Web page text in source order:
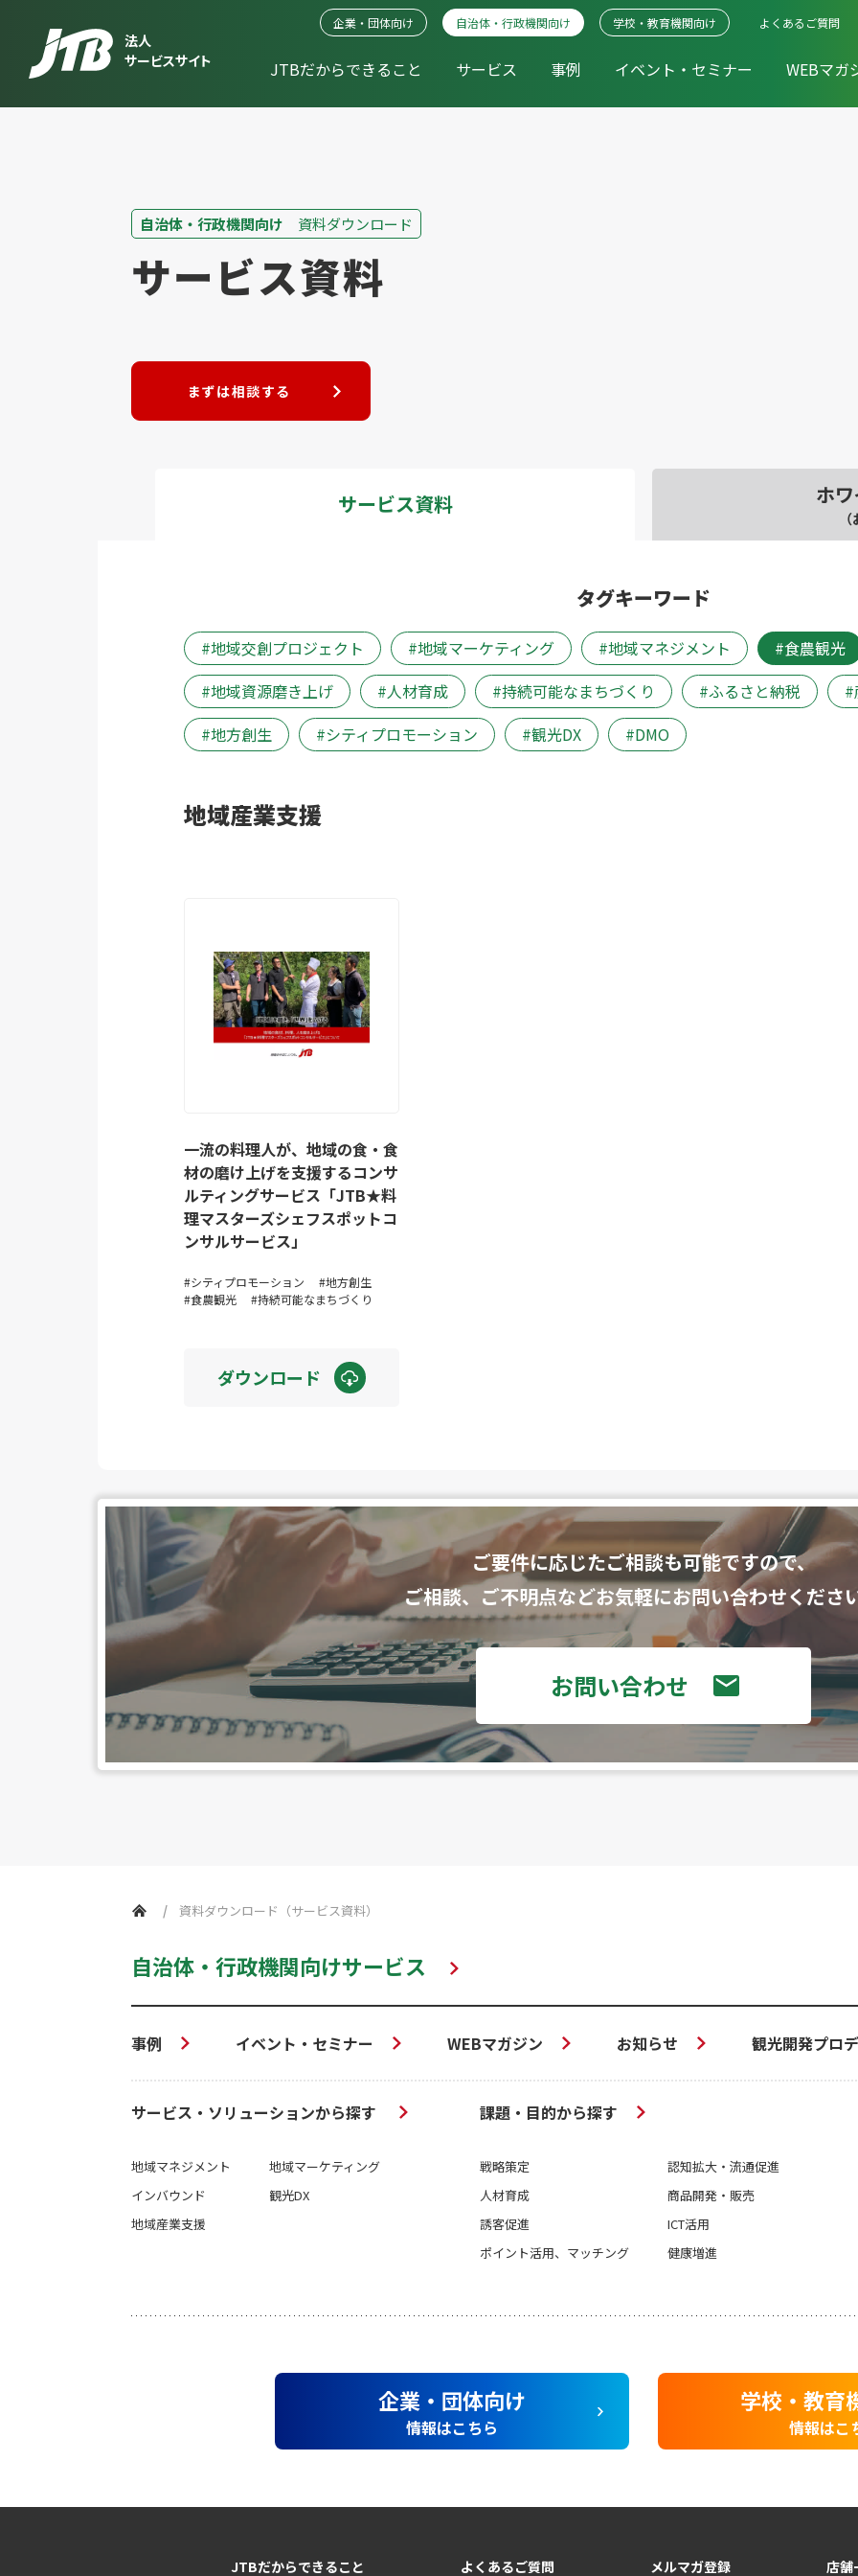
法人
サービスサイト
企業・団体向け 自治体・行政機関向け 学校・教育機関向け よくあるご質問
JTBだからできること サービス 事例 イベント・セミナー WEBマガ
自治体・行政機関向け 資料ダウンロード
サービス資料
まずは相談する
サービス資料 ホ
タグキーワード
地域交創プロジェクト 地域マーケティング 地域マネジメント
食農観光
地域資源磨き上げ
人材育成 持続可能なまちづくり ふるさと納税
地方創生
シティプロモーション 観光DX DMO
地域産業支援
一流の料理人が、地域の食・食
材の磨け上げを支援するコンサ
ルティングサービス「JTB★料
理マスターズシェフスポットコ
ンサルサービス」
シティプロモーション
地方創生
食農観光
持続可能なまちづくり
ダウンロード
ご要件に応じたご相談も可能ですので、
ご相談、ご不明点などお気軽にお問い合わせくださ
お問い合わせ
資料ダウンロード（サービス資料）
自治体・行政機関向けサービス
事例 イベント・セミナー WEBマガジン お知らせ 観光開発プロ
サービス・ソリューションから探す
地域マネジメント
インバウンド
地域産業支援
地域マーケティング
観光DX
課題・目的から探す
戦略策定
人材育成
誘客促進
ポイント活用、マッチング
認知拡大・流通促進
商品開発・販売
ICT活用
健康増進
企業・団体向け
情報はこちら
学校・教育
情報はこ
JTBだからできること よくあるご質問 メルマガ登録 店舗